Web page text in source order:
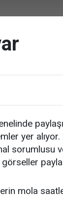
yer
sorumlusu
mola